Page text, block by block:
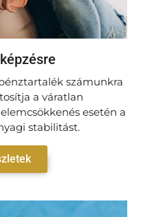
számunkra
a váratlan
esetén a
stabilitást.